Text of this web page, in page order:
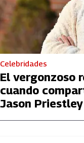
Celebridades
El vergonzoso
cuando
Jason Priestley